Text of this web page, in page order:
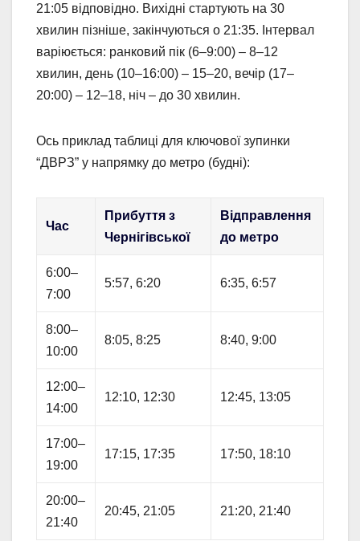
21:05 відповідно. Вихідні стартують на 30
хвилин пізніше, закінчуються о 21:35. Інтервал
варіюється: ранковий пік (6–9:00) – 8–12
хвилин, день (10–16:00) – 15–20, вечір (17–
20:00) – 12–18, ніч – до 30 хвилин.
Ось приклад таблиці для ключової зупинки
“ДВРЗ” у напрямку до метро (будні):
Час
Прибуття з
Чернігівської
Відправлення
до метро
6:00–
7:00
5:57, 6:20 6:35, 6:57
8:00–
10:00
8:05, 8:25 8:40, 9:00
12:00–
14:00
12:10, 12:30 12:45, 13:05
17:00–
19:00
17:15, 17:35 17:50, 18:10
20:00–
21:40
20:45, 21:05 21:20, 21:40